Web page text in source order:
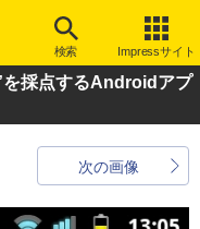
検索 Impressサイト
を採点するAndroidアプ
次の画像